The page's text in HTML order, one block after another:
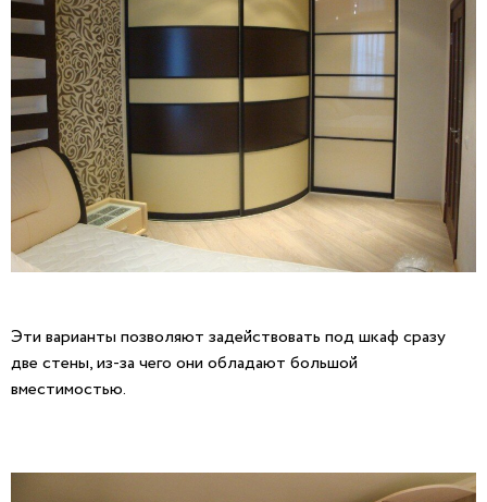
Эти варианты позволяют задействовать под шкаф сразу
две стены, из-за чего они обладают большой
вместимостью.